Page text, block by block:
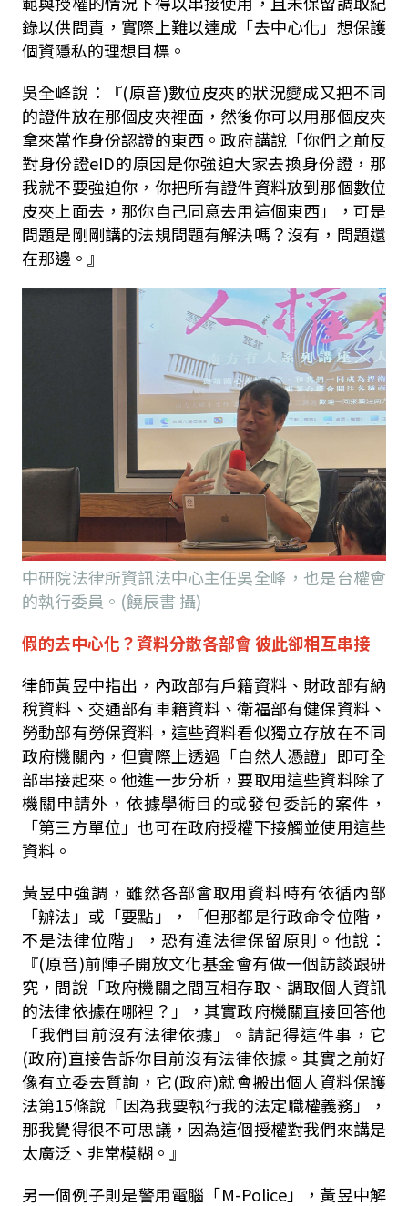
錄以供問責，實際上難以達成「去中心化」想保護
個資隱私的理想目標。
吳全峰說：『(原音)數位皮夾的狀況變成又把不同
的證件放在那個皮夾裡面，然後你可以用那個皮夾
拿來當作身份認證的東西。政府講說「你們之前反
對身份證eID的原因是你強迫大家去換身份證，那
我就不要強迫你，你把所有證件資料放到那個數位
皮夾上面去，那你自己同意去用這個東西」，可是
問題是剛剛講的法規問題有解決嗎？沒有，問題還
在那邊。』
中研院法律所資訊法中心主任吳全峰，也是台權會
的執行委員。(饒辰書 攝)
假的去中心化？資料分散各部會 彼此卻相互串接
律師黃昱中指出，內政部有戶籍資料、財政部有納
稅資料、交通部有車籍資料、衛福部有健保資料、
勞動部有勞保資料，這些資料看似獨立存放在不同
政府機關內，但實際上透過「自然人憑證」即可全
部串接起來。他進一步分析，要取用這些資料除了
機關申請外，依據學術目的或發包委託的案件，
「第三方單位」也可在政府授權下接觸並使用這些
資料。
黃昱中強調，雖然各部會取用資料時有依循內部
「辦法」或「要點」，「但那都是行政命令位階，
不是法律位階」，恐有違法律保留原則。他說：
『(原音)前陣子開放文化基金會有做一個訪談跟研
究，問說「政府機關之間互相存取、調取個人資訊
的法律依據在哪裡？」，其實政府機關直接回答他
「我們目前沒有法律依據」。請記得這件事，它
(政府)直接告訴你目前沒有法律依據。其實之前好
像有立委去質詢，它(政府)就會搬出個人資料保護
法第15條說「因為我要執行我的法定職權義務」，
那我覺得很不可思議，因為這個授權對我們來講是
太廣泛、非常模糊。』
另一個例子則是警用電腦「M-Police」，黃昱中解